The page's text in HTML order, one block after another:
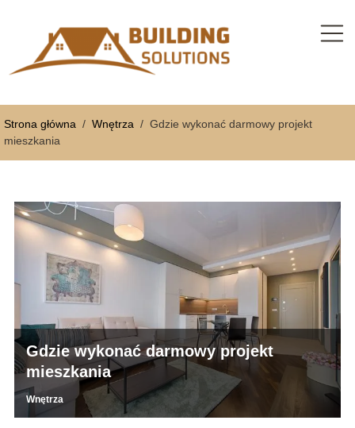
Strona główna / Wnętrza / Gdzie wykonać darmowy projekt
mieszkania
Gdzie wykonać darmowy projekt
mieszkania
Wnętrza